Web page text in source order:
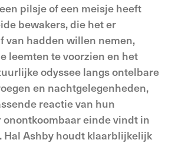
pilsje of een meisje heeft
bewakers, die het er
van hadden willen nemen,
leemten te voorzien en het
odyssee langs ontelbare
en nachtgelegenheden,
reactie van hun
onontkoombaar einde vindt in
Hal Ashby houdt klaarblijkelijk